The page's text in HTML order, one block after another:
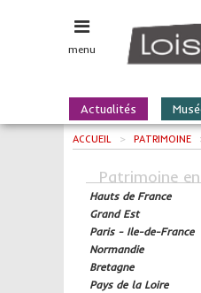
menu
Actualités
ACCUEIL > PATRIMOINE
Patrimoine
Hauts de France
Grand Est
Paris - Ile-de-France
Normandie
Bretagne
Pays de la Loire